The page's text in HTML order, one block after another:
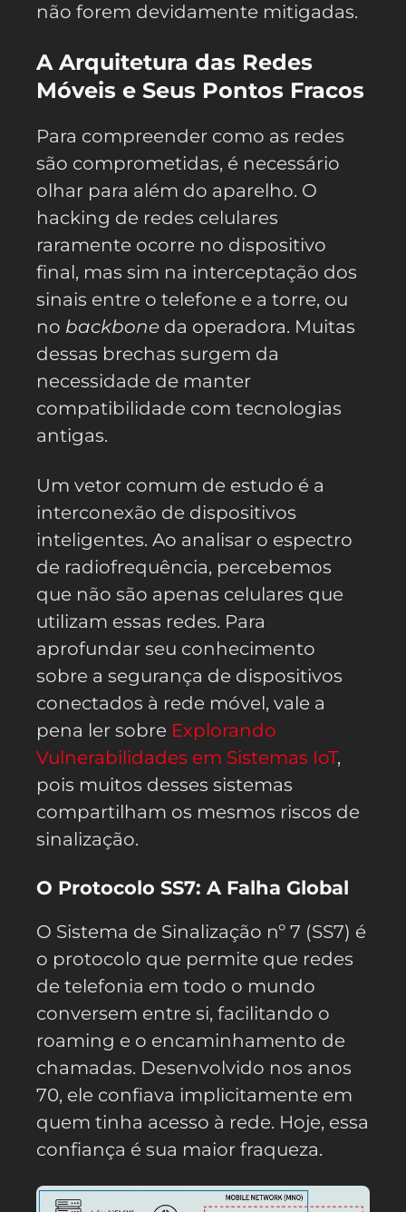
não forem devidamente mitigadas.
A Arquitetura das Redes
Móveis e Seus Pontos Fracos
Para compreender como as redes
são comprometidas, é necessário
olhar para além do aparelho. O
hacking de redes celulares
raramente ocorre no dispositivo
final, mas sim na interceptação dos
sinais entre o telefone e a torre, ou
no backbone da operadora. Muitas
dessas brechas surgem da
necessidade de manter
compatibilidade com tecnologias
antigas.
Um vetor comum de estudo é a
interconexão de dispositivos
inteligentes. Ao analisar o espectro
de radiofrequência, percebemos
que não são apenas celulares que
utilizam essas redes. Para
aprofundar seu conhecimento
sobre a segurança de dispositivos
conectados à rede móvel, vale a
pena ler sobre Explorando
Vulnerabilidades em Sistemas IoT,
pois muitos desses sistemas
compartilham os mesmos riscos de
sinalização.
O Protocolo SS7: A Falha Global
O Sistema de Sinalização nº 7 (SS7) é
o protocolo que permite que redes
de telefonia em todo o mundo
conversem entre si, facilitando o
roaming e o encaminhamento de
chamadas. Desenvolvido nos anos
70, ele confiava implicitamente em
quem tinha acesso à rede. Hoje, essa
confiança é sua maior fraqueza.